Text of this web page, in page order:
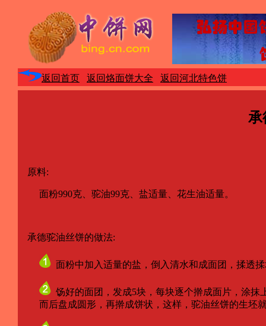
返回首页 返回烙面饼大全 返回河北特色饼
承
原料:
面粉990克、驼油99克、盐适量、花生油适量。
承德驼油丝饼的做法:
面粉中加入适量的盐，倒入清水和成面团，揉透
饧好的面团，发成5块，每块逐个擀成面片，涂
而后盘成圆形，再擀成饼状，这样，驼油丝饼的生坯